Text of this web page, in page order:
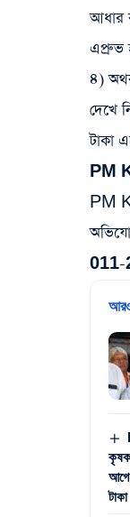
আধার
এপ্রুভ
৪)
দেখে
টাকা
PM
PM
011-
কৃষক
আগে
টাকা